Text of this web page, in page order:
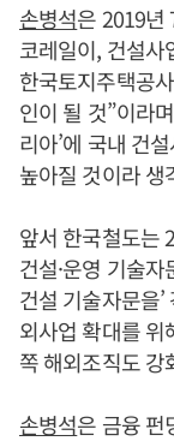
손병석은 2019년
코레일이, 건설사
한국토지주택공
인이 될 것”이라
리아’에 국내 건
높아질 것이라 생
앞서 한국철도는
건설·운영 기술
건설 기술자문을
외사업 확대를 위
쪽 해외조직도 강
손병석은 금융 펀